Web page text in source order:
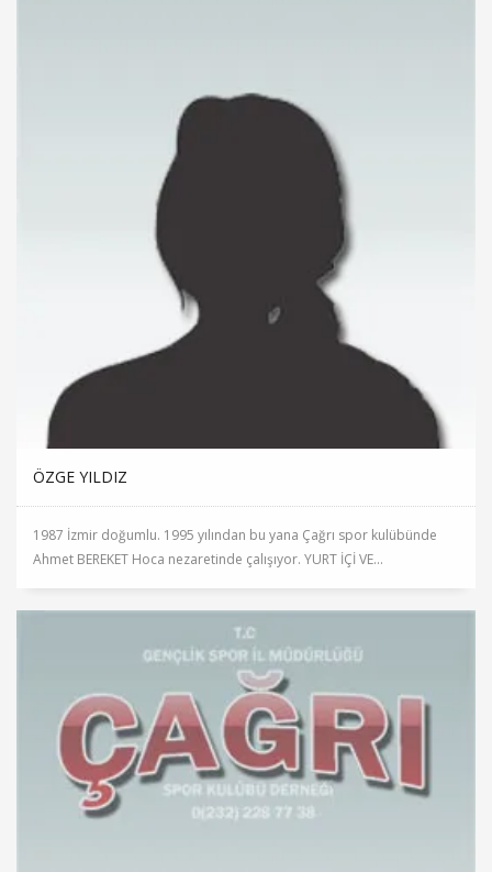
ÖZGE YILDIZ
1987 İzmir doğumlu. 1995 yılından bu yana Çağrı spor kulübünde
Ahmet BEREKET Hoca nezaretinde çalışıyor. YURT İÇİ VE...